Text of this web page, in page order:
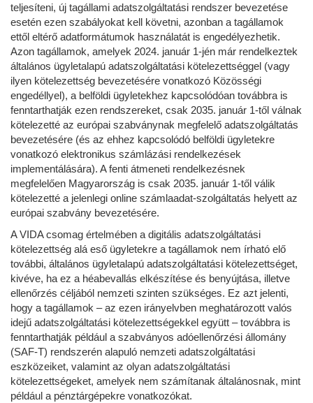
teljesíteni, új tagállami adatszolgáltatási rendszer bevezetése
esetén ezen szabályokat kell követni, azonban a tagállamok
ettől eltérő adatformátumok használatát is engedélyezhetik.
Azon tagállamok, amelyek 2024. január 1-jén már rendelkeztek
általános ügyletalapú adatszolgáltatási kötelezettséggel (vagy
ilyen kötelezettség bevezetésére vonatkozó Közösségi
engedéllyel), a belföldi ügyletekhez kapcsolódóan továbbra is
fenntarthatják ezen rendszereket, csak 2035. január 1-től válnak
kötelezetté az európai szabványnak megfelelő adatszolgáltatás
bevezetésére (és az ehhez kapcsolódó belföldi ügyletekre
vonatkozó elektronikus számlázási rendelkezések
implementálására). A fenti átmeneti rendelkezésnek
megfelelően Magyarország is csak 2035. január 1-től válik
kötelezetté a jelenlegi online számlaadat-szolgáltatás helyett az
európai szabvány bevezetésére.
A VIDA csomag értelmében a digitális adatszolgáltatási
kötelezettség alá eső ügyletekre a tagállamok nem írható elő
további, általános ügyletalapú adatszolgáltatási kötelezettséget,
kivéve, ha ez a héabevallás elkészítése és benyújtása, illetve
ellenőrzés céljából nemzeti szinten szükséges. Ez azt jelenti,
hogy a tagállamok – az ezen irányelvben meghatározott valós
idejű adatszolgáltatási kötelezettségekkel együtt – továbbra is
fenntarthatják például a szabványos adóellenőrzési állomány
(SAF-T) rendszerén alapuló nemzeti adatszolgáltatási
eszközeiket, valamint az olyan adatszolgáltatási
kötelezettségeket, amelyek nem számítanak általánosnak, mint
például a pénztárgépekre vonatkozókat.